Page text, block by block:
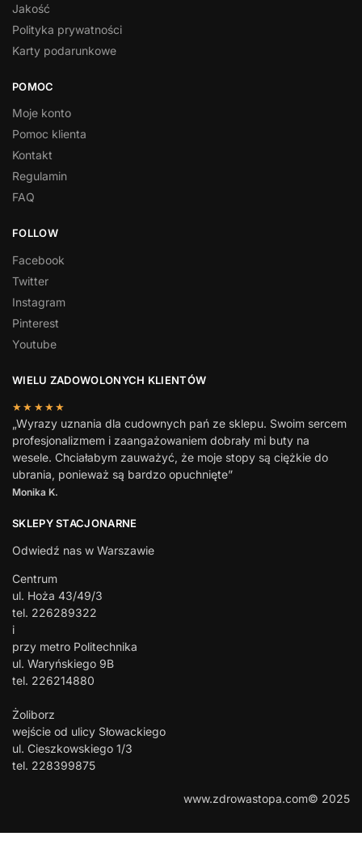
Jakość
Polityka prywatności
Karty podarunkowe
POMOC
Moje konto
Pomoc klienta
Kontakt
Regulamin
FAQ
FOLLOW
Facebook
Twitter
Instagram
Pinterest
Youtube
WIELU ZADOWOLONYCH KLIENTÓW
★★★★★
„Wyrazy uznania dla cudownych pań ze sklepu. Swoim sercem
profesjonalizmem i zaangażowaniem dobrały mi buty na
wesele. Chciałabym zauważyć, że moje stopy są ciężkie do
ubrania, ponieważ są bardzo opuchnięte”
Monika K.
SKLEPY STACJONARNE
Odwiedź nas w Warszawie
Centrum
ul. Hoża 43/49/3
tel. 226289322
i
przy metro Politechnika
ul. Waryńskiego 9B
tel. 226214880
Żoliborz
wejście od ulicy Słowackiego
ul. Cieszkowskiego 1/3
tel. 228399875
www.zdrowastopa.com© 2025